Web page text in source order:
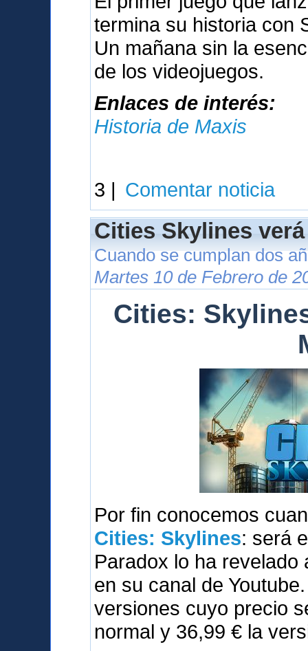
termina su historia con
Un mañana sin la
de los videojuegos.
Enlaces de interés:
Historia de Maxis
3 | Comentar noticia
Cities Skylines
Cuando se cumplan dos
Martes 10 de Febrero de
Cities:
Por fin conocemos
Cities: Skylines: será
Paradox lo ha
en su canal de
versiones cuyo precio
normal y 36,99 € la